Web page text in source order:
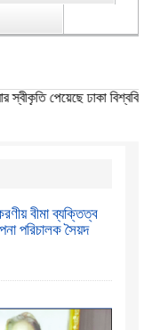
পেয়েছে ঢাকা বিশ্ববিদ্যালয়ের
বীমা ব্যক্তিত্ব
পরিচালক সৈয়দ